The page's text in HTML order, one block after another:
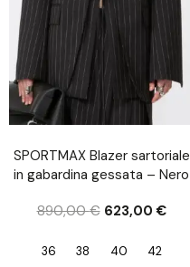
SPORTMAX Blazer sartoriale
in gabardina gessata – Nero
890,00€ 623,00€
36 38 40 42